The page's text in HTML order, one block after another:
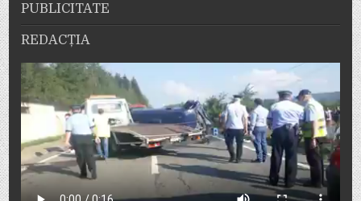
PUBLICITATE
REDACȚIA